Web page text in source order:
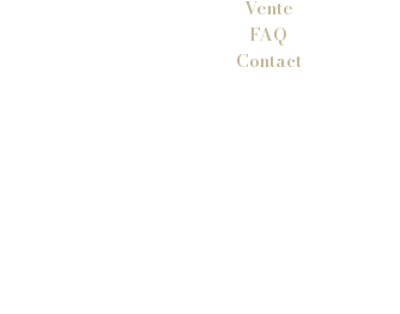
Vente
FAQ
Contact